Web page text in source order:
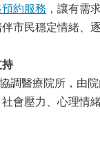
約服務 ，讓有需
市民穩定情緒、逐
醫療院所，由院
會壓力、心理情